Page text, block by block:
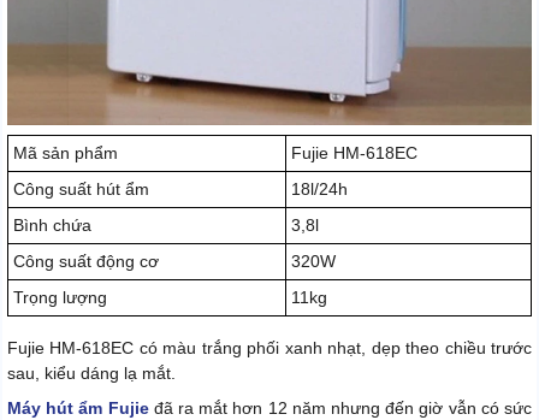
Mã sản phẩm
Fujie HM-618EC
Công suất hút ẩm
18l/24h
Bình chứa
3,8l
Công suất động cơ
320W
Trọng lượng
11kg
Fujie HM-618EC có màu trắng phối xanh nhạt, dẹp theo chiều trước
sau, kiểu dáng lạ mắt.
Máy hút ẩm Fujieđã ra mắt hơn 12 năm nhưng đến giờ vẫn có sức